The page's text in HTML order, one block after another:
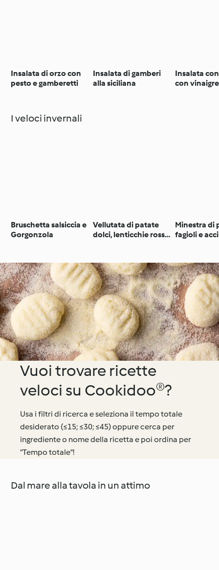
Insalata di orzo con
pesto e gamberetti
Insalata di gamberi
alla siciliana
Insalata
con
I veloci invernali
Bruschetta salsiccia e
Gorgonzola
Vellutata di patate
dolci, lenticchie rosse
Minestra di
fagioli e
Vuoi trovare ricette
veloci su Cookidoo®?
Usa i filtri di ricerca e seleziona il tempo totale
desiderato (≤15; ≤30; ≤45) oppure cerca per
ingrediente o nome della ricetta e poi ordina per
“Tempo totale”!
Dal mare alla tavola in un attimo